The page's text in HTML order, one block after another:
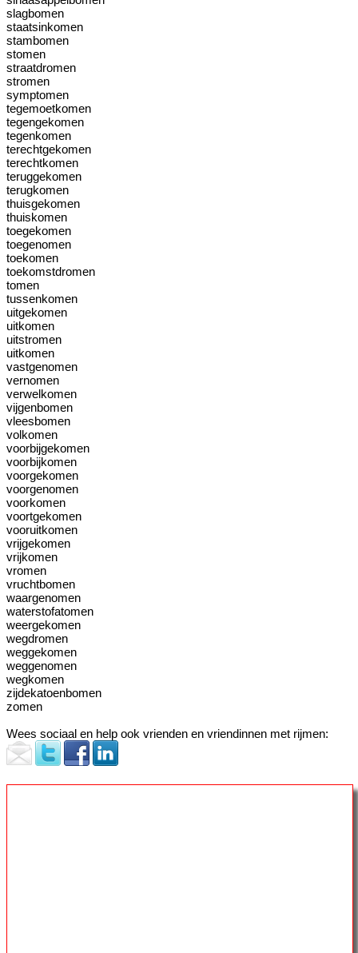
slagbomen
staatsinkomen
stambomen
stomen
straatdromen
stromen
symptomen
tegemoetkomen
tegengekomen
tegenkomen
terechtgekomen
terechtkomen
teruggekomen
terugkomen
thuisgekomen
thuiskomen
toegekomen
toegenomen
toekomen
toekomstdromen
tomen
tussenkomen
uitgekomen
uitkomen
uitstromen
uit­komen
vastgenomen
vernomen
verwelkomen
vijgenbomen
vleesbomen
volkomen
voorbijgekomen
voorbijkomen
voorgekomen
voorgenomen
voorkomen
voortgekomen
vooruitkomen
vrijgekomen
vrijkomen
vromen
vruchtbomen
waargenomen
waterstofatomen
weergekomen
wegdromen
weggekomen
weggenomen
wegkomen
zijdekatoenbomen
zomen
Wees sociaal en help ook vrienden en vriendinnen met rijmen: